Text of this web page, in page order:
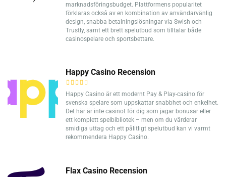
marknadsföringsbudget. Plattformens popularitet
förklaras också av en kombination av användarvänlig
design, snabba betalningslösningar via Swish och
Trustly, samt ett brett spelutbud som tilltalar både
casinospelare och sportsbettare.
Happy Casino Recension
Happy Casino är ett modernt Pay & Play-casino för
svenska spelare som uppskattar snabbhet och enkelhet.
Det här är inte casinot för dig som jagar bonusar eller
ett komplett spelbibliotek – men om du värderar
smidiga uttag och ett pålitligt spelutbud kan vi varmt
rekommendera Happy Casino.
Flax Casino Recension